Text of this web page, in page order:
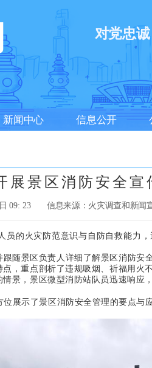
对党忠诚
新闻中心 信息公开
展景区消防安全宣
09: 23 信息来源： ​火灾调查和新闻
火灾防范意识与自防自救能力
景区负责人详细了解景区消防安
，重点剖析了违规吸烟、祈福用
景，景区微型消防站队员迅速响应
示了景区消防安全管理的要点与